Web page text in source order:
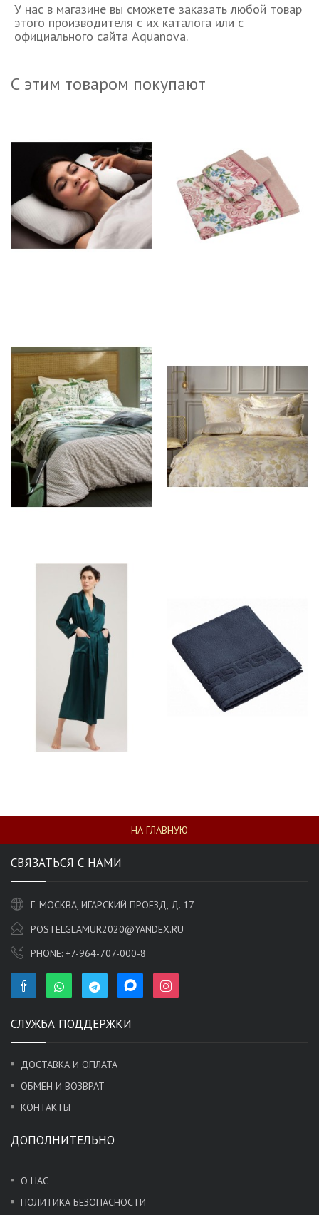
У нас в магазине вы сможете заказать любой товар
этого производителя с их каталога или с
официального сайта Aquanova.
С этим товаром покупают
НА ГЛАВНУЮ
СВЯЗАТЬСЯ С НАМИ
Г. МОСКВА, ИГАРСКИЙ ПРОЕЗД, Д. 17
POSTELGLAMUR2020@YANDEX.RU
PHONE: +7-964-707-000-8
СЛУЖБА ПОДДЕРЖКИ
ДОСТАВКА И ОПЛАТА
ОБМЕН И ВОЗВРАТ
КОНТАКТЫ
ДОПОЛНИТЕЛЬНО
О НАС
ПОЛИТИКА БЕЗОПАСНОСТИ